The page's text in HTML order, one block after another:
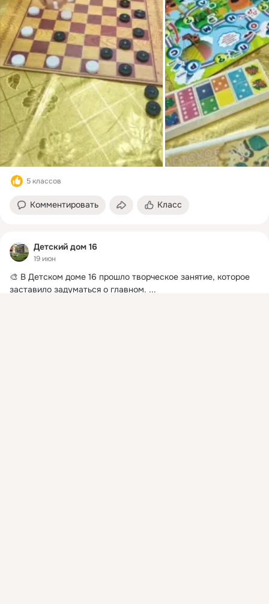
5 классов
Комментировать Класс
Детский дом 16
19 июн
🎨 В Детском доме 16 прошло творческое занятие, которое
заставило задуматься о главном. ...